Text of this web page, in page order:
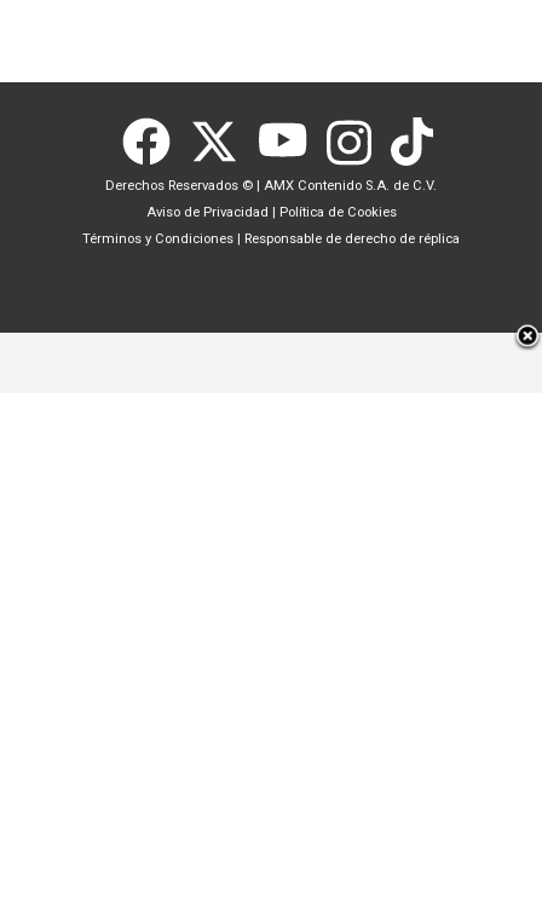
Derechos Reservados © | AMX Contenido S.A. de C.V.
Aviso de Privacidad | Política de Cookies
Términos y Condiciones | Responsable de derecho de réplica